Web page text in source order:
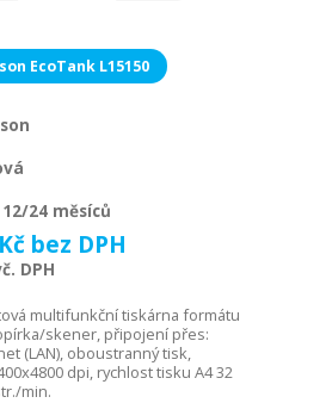
EcoTank L15150
12/24 měsíců
bez DPH
DPH
multifunkční tiskárna formátu
skener, připojení přes:
(LAN), oboustranný tisk,
dpi, rychlost tisku A4 32
min.